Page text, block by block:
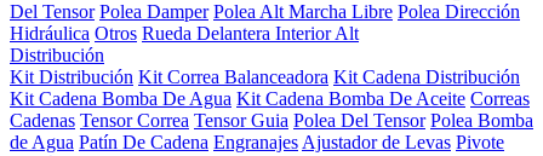
Del Tensor Polea Damper Polea Alt Marcha Libre Polea Dirección
Hidráulica Otros Rueda Delantera Interior Alt
Distribución
Kit Distribución Kit Correa Balanceadora Kit Cadena Distribución
Kit Cadena Bomba De Agua Kit Cadena Bomba De Aceite Correas
Cadenas Tensor Correa Tensor Guia Polea Del Tensor Polea Bomba
de Agua Patín De Cadena Engranajes Ajustador de Levas Pivote